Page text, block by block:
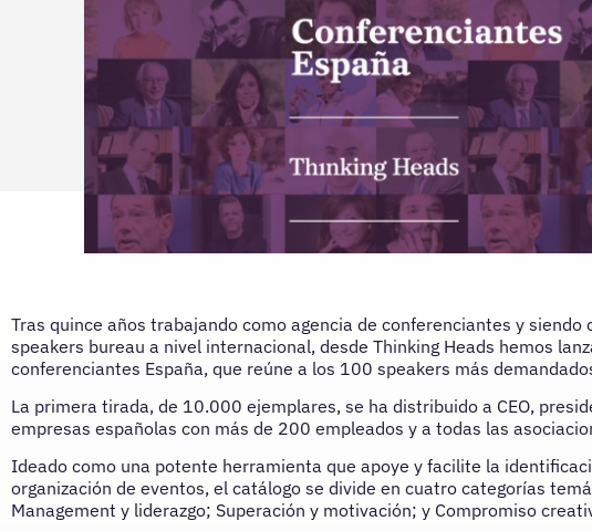
Tras quince años trabajando como agencia de conferenciantes y
speakers bureau a nivel internacional, desde Thinking Heads hemos
conferenciantes España, que reúne a los 100 speakers más
La primera tirada, de 10.000 ejemplares, se ha distribuido a CEO,
empresas españolas con más de 200 empleados y a todas las
Ideado como una potente herramienta que apoye y facilite la
organización de eventos, el catálogo se divide en cuatro categorías
Management y liderazgo; Superación y motivación; y Compromiso